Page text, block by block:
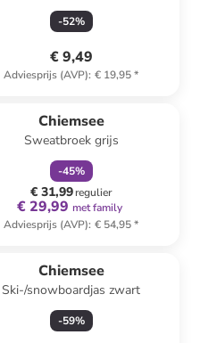
-52%
€ 9,49
Adviesprijs (AVP): € 19,95*
Chiemsee
Sweatbroek grijs
-45%
€ 31,99regulier
€ 29,99 met family
Adviesprijs (AVP): € 54,95*
Chiemsee
Ski-/snowboardjas zwart
-59%